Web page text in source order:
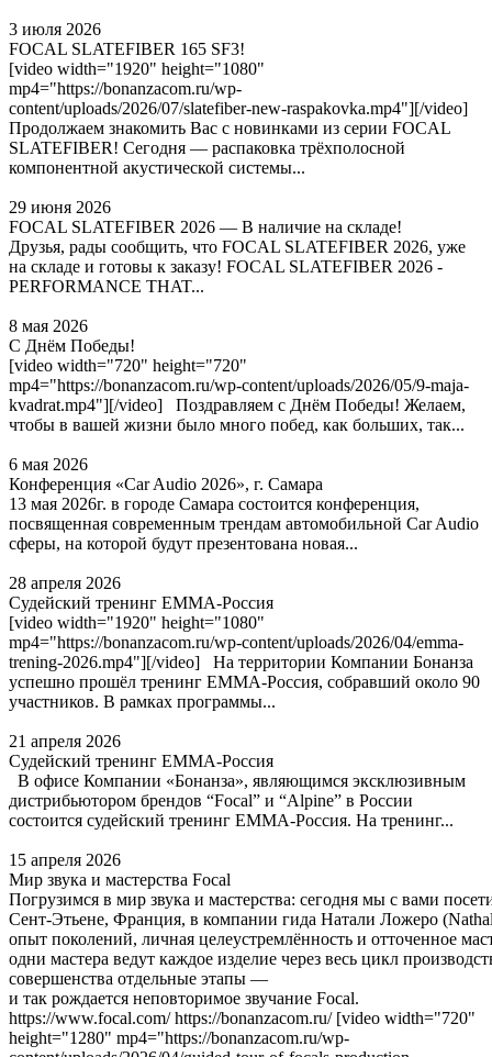
3 июля 2026
FOCAL SLATEFIBER 165 SF3!
[video width="1920" height="1080"
mp4="https://bonanzacom.ru/wp-
content/uploads/2026/07/slatefiber-new-raspakovka.mp4"][/video]
Продолжаем знакомить Вас с новинками из серии FOCAL
SLATEFIBER! Сегодня — распаковка трёхполосной
компонентной акустической системы...
29 июня 2026
FOCAL SLATEFIBER 2026 — В наличие на складе!
Друзья, рады сообщить, что FOCAL SLATEFIBER 2026, уже
на складе и готовы к заказу! FOCAL SLATEFIBER 2026 -
PERFORMANCE THAT...
8 мая 2026
С Днём Победы!
[video width="720" height="720"
mp4="https://bonanzacom.ru/wp-content/uploads/2026/05/9-maja-
kvadrat.mp4"][/video] Поздравляем с Днём Победы! Желаем,
чтобы в вашей жизни было много побед, как больших, так...
6 мая 2026
Конференция «Car Audio 2026», г. Самара
13 мая 2026г. в городе Самара состоится конференция,
посвященная современным трендам автомобильной Car Audio
сферы, на которой будут презентована новая...
28 апреля 2026
Судейский тренинг EMMA-Россия
[video width="1920" height="1080"
mp4="https://bonanzacom.ru/wp-content/uploads/2026/04/emma-
trening-2026.mp4"][/video] На территории Компании Бонанза
успешно прошёл тренинг EMMA‑Россия, собравший около 90
участников. В рамках программы...
21 апреля 2026
Судейский тренинг EMMA-Россия
В офисе Компании «Бонанза», являющимся эксклюзивным
дистрибьютором брендов “Focal” и “Alpine” в России
состоится судейский тренинг EMMA-Россия. На тренинг...
15 апреля 2026
Мир звука и мастерства Focal
Погрузимся в мир звука и мастерства: сегодня мы с вами
Сент‑Этьене, Франция, в компании гида Натали Ложеро
опыт поколений, личная целеустремлённость и отточенное
одни мастера ведут каждое изделие через весь цикл
совершенства отдельные этапы —
и так рождается неповторимое звучание Focal.
https://www.focal.com/ https://bonanzacom.ru/ [video width="720"
height="1280" mp4="https://bonanzacom.ru/wp-